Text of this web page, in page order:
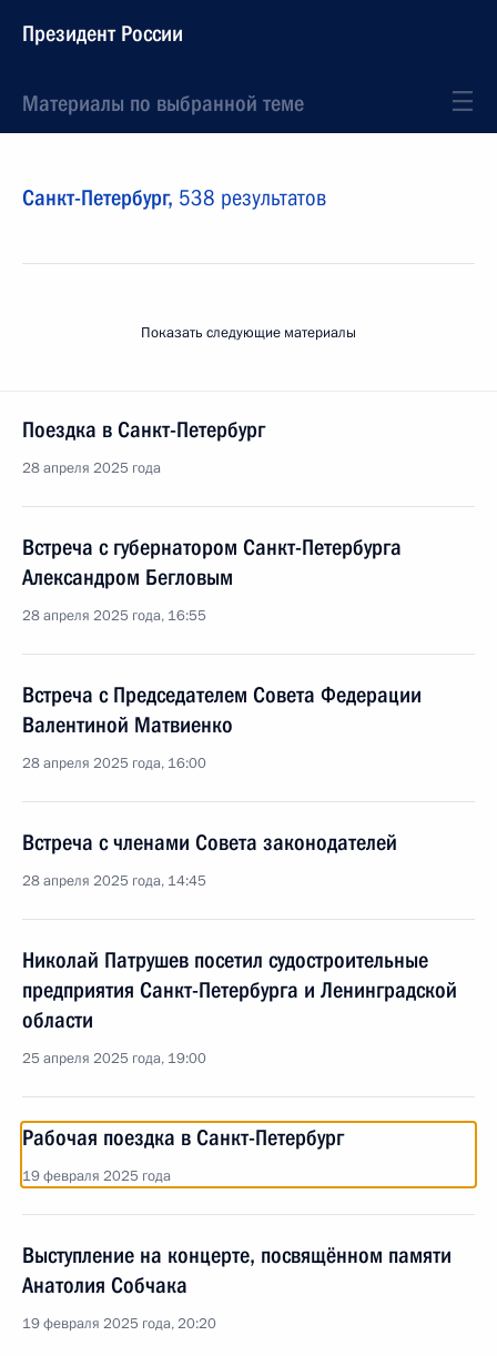
Президент России
Материалы по выбранной теме
Санкт-Петербург, 538 результатов
Показать следующие материалы
Поездка в Санкт-Петербург
28 апреля 2025 года
Встреча с губернатором Санкт-Петербурга
Александром Бегловым
28 апреля 2025 года, 16:55
Встреча с Председателем Совета Федерации
Валентиной Матвиенко
28 апреля 2025 года, 16:00
Встреча с членами Совета законодателей
28 апреля 2025 года, 14:45
Николай Патрушев посетил судостроительные
предприятия Санкт-Петербурга и Ленинградской
области
25 апреля 2025 года, 19:00
Рабочая поездка в Санкт-Петербург
19 февраля 2025 года
Выступление на концерте, посвящённом памяти
Анатолия Собчака
19 февраля 2025 года, 20:20